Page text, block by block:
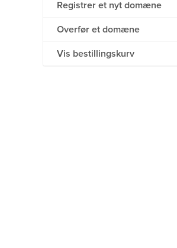
Registrer et nyt domæne
Overfør et domæne
Vis bestillingskurv